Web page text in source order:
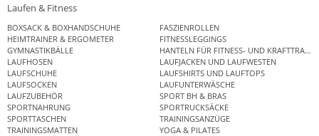
Laufen & Fitness
BOXSACK & BOXHANDSCHUHE
FASZIENROLLEN
HEIMTRAINER & ERGOMETER
FITNESSLEGGINGS
GYMNASTIKBÄLLE
HANTELN FÜR FITNESS- UND
LAUFHOSEN
LAUFJACKEN UND LAUFWESTEN
LAUFSCHUHE
LAUFSHIRTS UND LAUFTOPS
LAUFSOCKEN
LAUFUNTERWÄSCHE
LAUFZUBEHÖR
SPORT BH & BRAS
SPORTNAHRUNG
SPORTRUCKSÄCKE
SPORTTASCHEN
TRAININGSANZÜGE
TRAININGSMATTEN
YOGA & PILATES